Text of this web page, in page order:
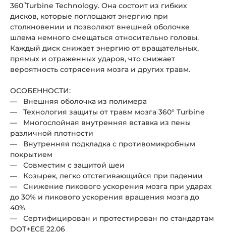
360 ̊Turbine Technology. Она состоит из гибких
дисков, которые поглощают энергию при
столкновении и позволяют внешней оболочке
шлема немного смещаться относительно головы.
Каждый диск снижает энергию от вращательных,
прямых и отраженных ударов, что снижает
вероятность сотрясения мозга и других травм.
ОСОБЕННОСТИ:
— Внешняя оболочка из полимера
— Технология защиты от травм мозга 360° Turbine
— Многослойная внутренняя вставка из пены
различной плотности
— Внутренняя подкладка с противомикробным
покрытием
— Совместим с защитой шеи
— Козырек, легко отстегивающийся при падении
— Снижение пикового ускорения мозга при ударах
до 30% и пикового ускорения вращения мозга до
40%
— Сертифицирован и протестирован по стандартам
DOT+ECE 22.06